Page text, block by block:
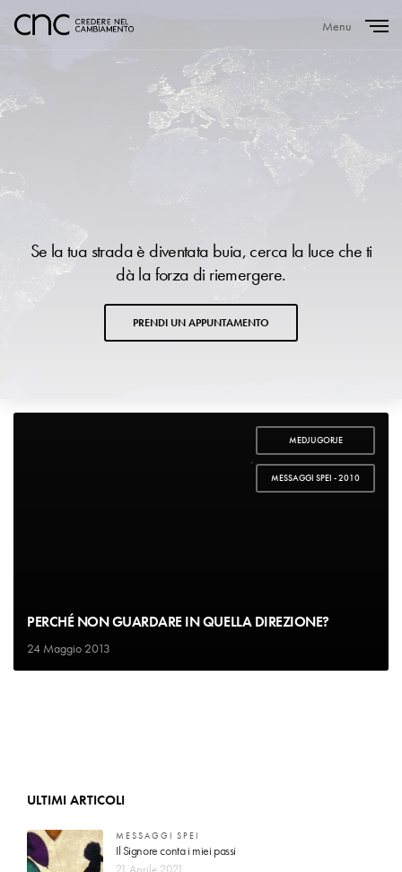
Menu
Se la tua strada è diventata buia, cerca la luce che ti
dà la forza di riemergere.
PRENDI UN APPUNTAMENTO
MEDJUGORJE
,
MESSAGGI SPEI - 2010
PERCHÉ NON GUARDARE IN QUELLA DIREZIONE?
24 Maggio 2013
ULTIMI ARTICOLI
MESSAGGI SPEI
Il Signore conta i miei passi